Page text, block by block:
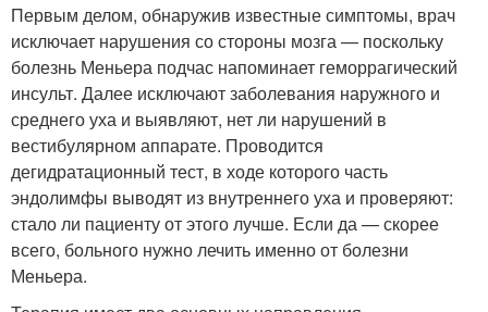
Первым делом, обнаружив известные симптомы, врач
исключает нарушения со стороны мозга — поскольку
болезнь Меньера подчас напоминает геморрагический
инсульт. Далее исключают заболевания наружного и
среднего уха и выявляют, нет ли нарушений в
вестибулярном аппарате. Проводится
дегидратационный тест, в ходе которого часть
эндолимфы выводят из внутреннего уха и проверяют:
стало ли пациенту от этого лучше. Если да — скорее
всего, больного нужно лечить именно от болезни
Меньера.